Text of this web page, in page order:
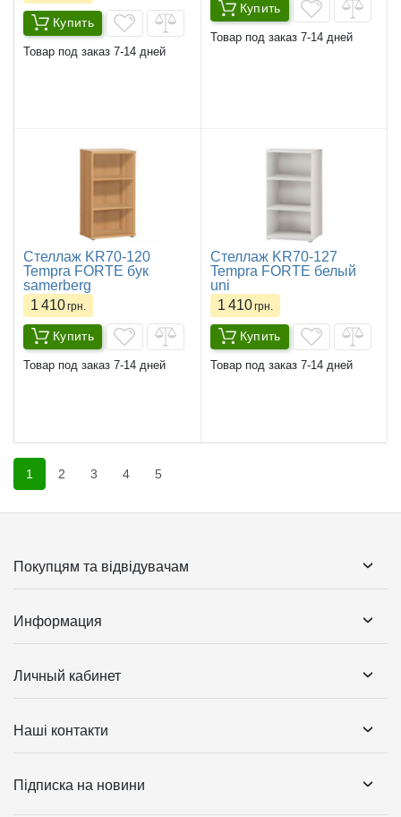
Купить
Товар под заказ 7-14 дней
Купить
Товар под заказ 7-14 дней
Стеллаж KR70-120
Tempra FORTE бук
samerberg
1 410грн.
Купить
Товар под заказ 7-14 дней
Стеллаж KR70-127
Tempra FORTE белый
uni
1 410грн.
Купить
Товар под заказ 7-14 дней
1 2 3 4 5
Покупцям та відвідувачам
Информация
Личный кабинет
Наші контакти
Підписка на новини